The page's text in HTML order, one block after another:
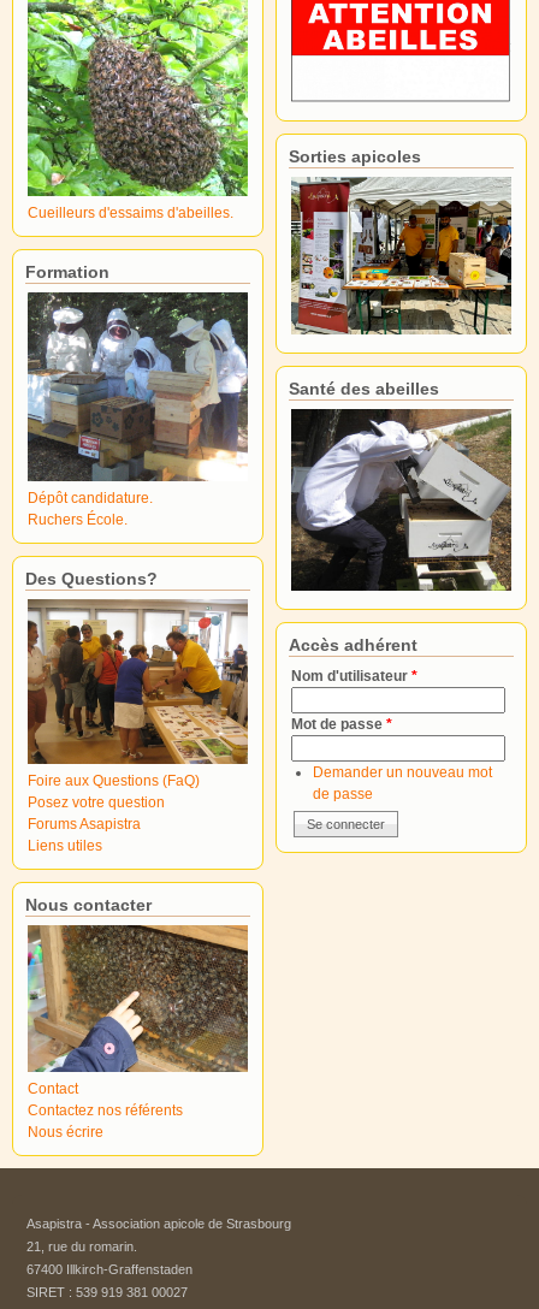
Cueilleurs d'essaims d'abeilles.
Formation
Dépôt candidature.
Ruchers École.
Des Questions?
Foire aux Questions (FaQ)
Posez votre question
Forums Asapistra
Liens utiles
Nous contacter
Contact
Contactez nos référents
Nous écrire
Sorties apicoles
Santé des abeilles
Accès adhérent
Nom d'utilisateur *
Mot de passe *
Demander un nouveau mot
de passe
Asapistra - Association apicole de Strasbourg​
21, rue du romarin.
67400 Illkirch-Graffenstaden
SIRET : 539 919 381 00027